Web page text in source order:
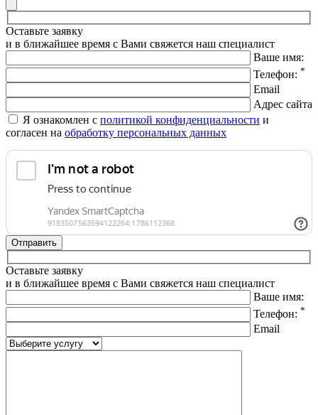
Оставьте заявку
и в ближайшее время с Вами свяжется наш специалист
Ваше имя:
Телефон: *
Email
Адрес сайта
Я ознакомлен с политикой конфиденциальности и
согласен на обработку персональных данных
Оставьте заявку
и в ближайшее время с Вами свяжется наш специалист
Ваше имя:
Телефон: *
Email